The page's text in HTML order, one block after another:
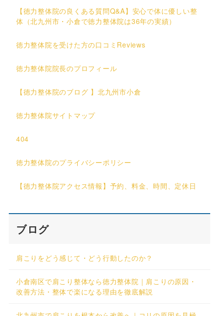
【徳力整体院の良くある質問Q&A】安心で体に優しい整
体（北九州市・小倉で徳力整体院は36年の実績）
徳力整体院を受けた方の口コミReviews
徳力整体院院長のプロフィール
【徳力整体院のブログ 】北九州市小倉
徳力整体院サイトマップ
404
徳力整体院のプライバシーポリシー
【徳力整体院アクセス情報】予約、料金、時間、定休日
ブログ
肩こりをどう感じて・どう行動したのか？
小倉南区で肩こり整体なら徳力整体院｜肩こりの原因・
改善方法・整体で楽になる理由を徹底解説